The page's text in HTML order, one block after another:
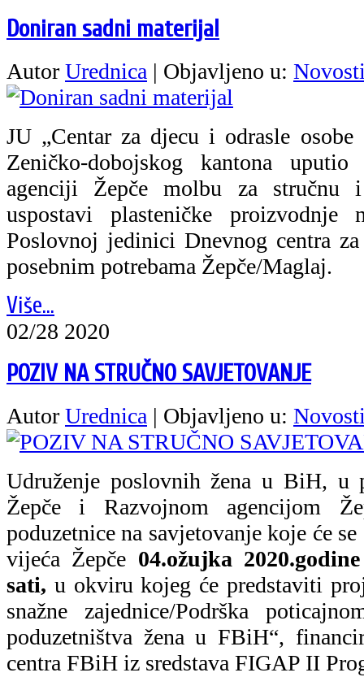
Doniran sadni materijal
Autor Urednica | Objavljeno u:
JU „Centar za djecu i odrasle osobe
Zeničko-dobojskog kantona
agenciji Žepče molbu za stručnu
uspostavi plasteničke
Poslovnoj jedinici Dnevnog centra
posebnim potrebama Žepče/Maglaj.
Više...
02/28 2020
POZIV NA STRUČNO SAVJETOVANJE
Autor Urednica | Objavljeno u:
Udruženje poslovnih žena u BiH, u
Žepče i Razvojnom agencijom
poduzetnice na savjetovanje koje će
vijeća Žepče 04.ožujka
sati, u okviru kojeg će predstaviti
snažne zajednice/Podrška
poduzetništva žena u FBiH“,
centra FBiH iz sredstava FIGAP II